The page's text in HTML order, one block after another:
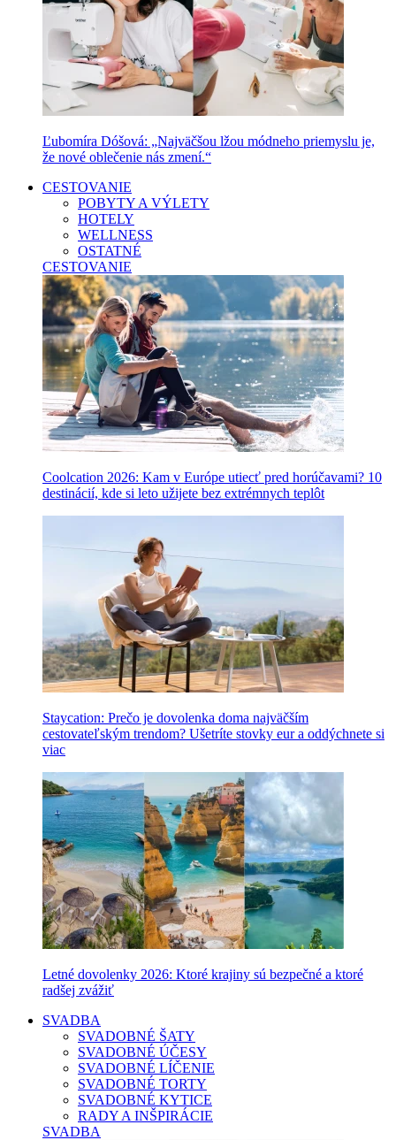
Ľubomíra Dóšová: „Najväčšou lžou módneho priemyslu je,
že nové oblečenie nás zmení.“
CESTOVANIE
POBYTY A VÝLETY
HOTELY
WELLNESS
OSTATNÉ
CESTOVANIE
Coolcation 2026: Kam v Európe utiecť pred horúčavami? 10
destinácií, kde si leto užijete bez extrémnych teplôt
Staycation: Prečo je dovolenka doma najväčším
cestovateľským trendom? Ušetríte stovky eur a oddýchnete si
viac
Letné dovolenky 2026: Ktoré krajiny sú bezpečné a ktoré
radšej zvážiť
SVADBA
SVADOBNÉ ŠATY
SVADOBNÉ ÚČESY
SVADOBNÉ LÍČENIE
SVADOBNÉ TORTY
SVADOBNÉ KYTICE
RADY A INŠPIRÁCIE
SVADBA